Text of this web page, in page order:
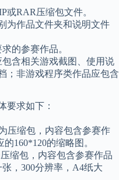
或RAR压缩包文件。
为作品文件夹和说明文件
的参赛作品。
含相关游戏截图、使用说
；非游戏程序类作品应包含
要求如下：
压缩包，内容包含参赛作
160*120的缩略图。
缩包，内容包含参赛作品
，300分辨率，A4纸大